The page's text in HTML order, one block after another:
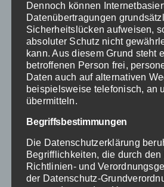
effektiveren
Entscheidungsfindung
im Notfall
Zuletzt ist die
künstlicher
und dem
relevant bei der
der
Krankenhäuser
Dennoch können
Datenübertragungen
Sicherheitslücken aufweisen,
absoluter Schutz nicht
kann. Aus diesem Grund steht
betroffenen Person frei,
Daten auch auf alternativen
beispielsweise telefonisch, an
übermitteln.
Begriffsbestimmungen
Die Datenschutzerklärung
Begrifflichkeiten, die durch
Richtlinien- und
der Datenschutz-